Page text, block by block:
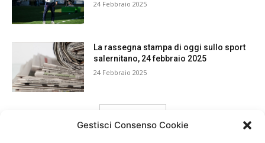
Gestisci Consenso Cookie
24 Febbraio 2025
La rassegna stampa di oggi sullo sport
salernitano, 24 febbraio 2025
24 Febbraio 2025